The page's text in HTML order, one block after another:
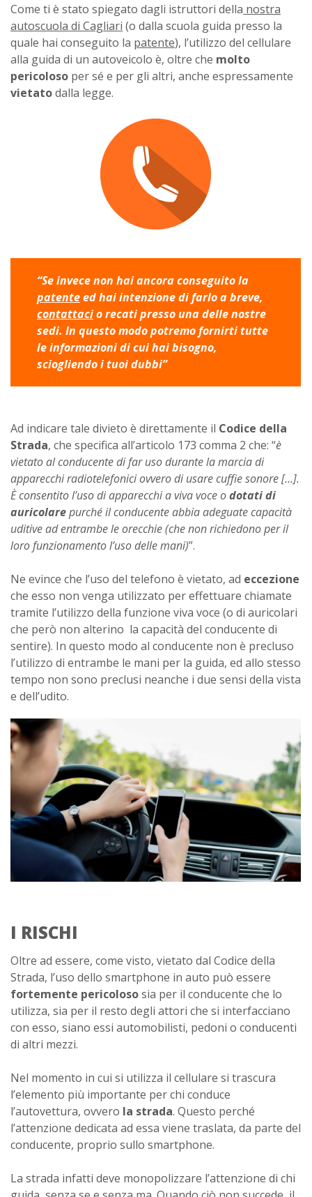
Come ti è stato spiegato dagli istruttori della nostra
autoscuola di Cagliari (o dalla scuola guida presso la
quale hai conseguito la patente), l’utilizzo del cellulare
alla guida di un autoveicolo è, oltre che molto
pericoloso per sé e per gli altri, anche espressamente
vietatodalla legge.
“Se invece non hai ancora conseguito la
patenteed hai intenzione di farlo a breve,
contattacio recati presso una delle nostre
sedi. In questo modo potremo fornirti tutte
le informazioni di cui hai bisogno,
sciogliendo i tuoi dubbi”
Ad indicare tale divieto è direttamente il Codice della
Strada, che specifica all’articolo 173 comma 2 che: “è
vietato al conducente di far uso durante la marcia di
apparecchi radiotelefonici ovvero di usare cuffie sonore […].
È consentito l’uso di apparecchi a viva voce odotati di
auricolarepurché il conducente abbia adeguate capacità
uditive ad entrambe le orecchie (che non richiedono per il
loro funzionamento l’uso delle mani)”.
Ne evince che l’uso del telefono è vietato, ad eccezione
che esso non venga utilizzato per effettuare chiamate
tramite l’utilizzo della funzione viva voce (o di auricolari
che però non alterino la capacità del conducente di
sentire). In questo modo al conducente non è precluso
l’utilizzo di entrambe le mani per la guida, ed allo stesso
tempo non sono preclusi neanche i due sensi della vista
e dell’udito.
I RISCHI
Oltre ad essere, come visto, vietato dal Codice della
Strada, l’uso dello smartphone in auto può essere
fortemente pericolososia per il conducente che lo
utilizza, sia per il resto degli attori che si interfacciano
con esso, siano essi automobilisti, pedoni o conducenti
di altri mezzi.
Nel momento in cui si utilizza il cellulare si trascura
l’elemento più importante per chi conduce
l’autovettura, ovvero la strada. Questo perché
l’attenzione dedicata ad essa viene traslata, da parte del
conducente, proprio sullo smartphone.
La strada infatti deve monopolizzare l’attenzione di chi